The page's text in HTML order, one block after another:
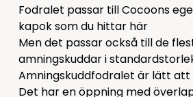
Fodralet passar till Cocoons
kapok som du hittar här
Men det passar också till de
amningskuddar i
Amningskuddfodralet är lätt att
Det har en öppning med